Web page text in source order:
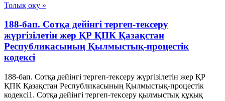
Толық оқу »
188-бап. Сотқа дейінгі тергеп-тексеру
жүргiзiлетiн жер ҚР ҚПК Қазақстан
Республикасының Қылмыстық-процестік
кодексi
188-бап. Сотқа дейінгі тергеп-тексеру жүргiзiлетiн жер ҚР
ҚПК Қазақстан Республикасының Қылмыстық-процестік
кодексi1. Сотқа дейінгі тергеп-тексеру қылмыстық құқық